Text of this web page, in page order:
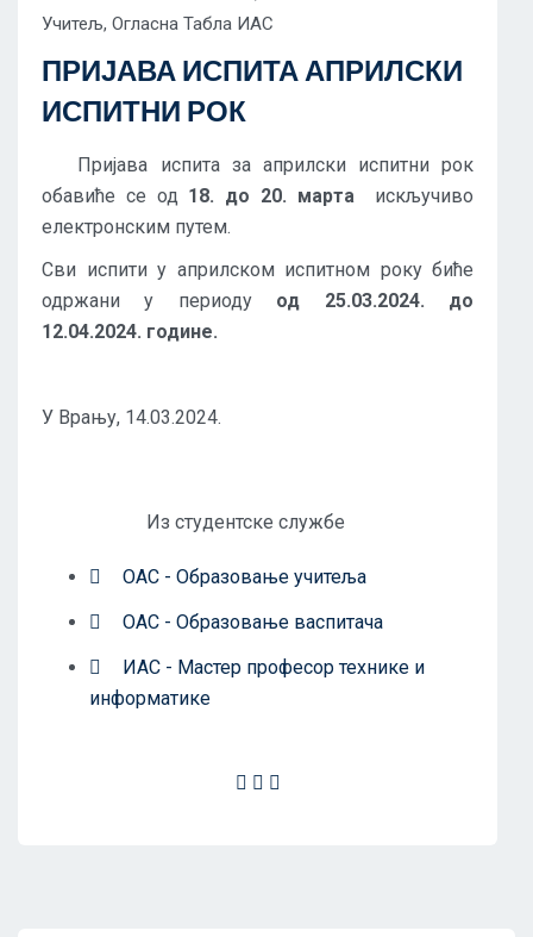
Учитељ, Огласна Табла ИАС
ПРИЈАВА ИСПИТА АПРИЛСКИ
ИСПИТНИ РОК
Пријава испита за априлски испитни рок
обавиће се од 18. до 20. марта
искључиво
електронским путем.
Сви испити у априлском испитном року биће
одржани у периоду од 25.03.2024. до
12.04.2024. године.
У Врању, 14.03.2024.
Из студентске службе
ОАС - Образовање учитеља
ОАС - Образовање васпитача
ИАС - Мастер професор технике и
информатике